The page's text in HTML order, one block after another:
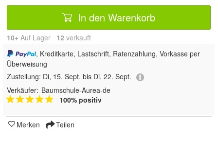
In den Warenkorb
10+ Auf Lager 12 verkauft
, Kreditkarte, Lastschrift, Ratenzahlung, Vorkasse per
Überweisung
Zustellung: Di, 15. Sept. bis Di, 22. Sept.
Verkäufer: Baumschule-Aurea-de
100% positiv
Merken Teilen